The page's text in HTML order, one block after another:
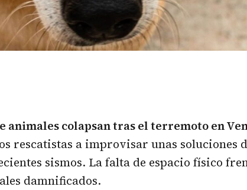
animales colapsan tras el terremoto en
rescatistas a improvisar unas soluciones
sismos. La falta de espacio físico
damnificados.